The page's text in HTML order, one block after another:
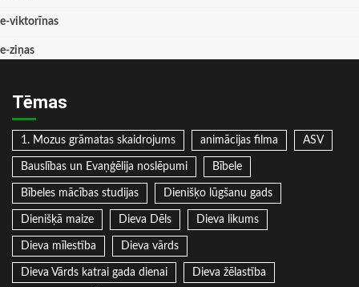
e-viktorīnas
e-ziņas
Tēmas
1. Mozus grāmatas skaidrojums animācijas filma ASV
Bauslības un Evaņģēlija noslēpumi Bībele
Bībeles mācības studijas Dienišķo lūgšanu gads
Dienišķā maize Dieva Dēls Dieva likums
Dieva mīlestība Dieva vārds
Dieva Vārds katrai gada dienai Dieva žēlastība